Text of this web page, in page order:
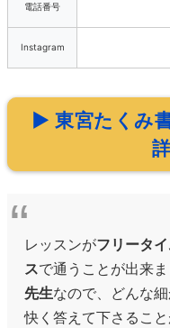
電話番号
Instagram
▶ 東宮たくみ
レッスンがフリータイ
スで通うことが出来ま
先生なので、どんな
快く答えて下さるこ